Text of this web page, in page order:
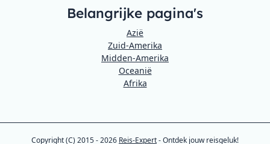
Belangrijke pagina's
Azië
Zuid-Amerika
Midden-Amerika
Oceanië
Afrika
Copyright (C) 2015 - 2026 Reis-Expert- Ontdek jouw reisgeluk!